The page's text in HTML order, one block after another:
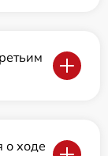
о ходе